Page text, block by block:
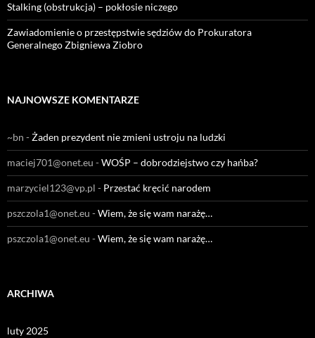
Stalking (obstrukcja) – pokłosie niczego
Zawiadomienie o przestępstwie sędziów do Prokuratora
Generalnego Zbigniewa Ziobro
NAJNOWSZE KOMENTARZE
~bn -Żaden prezydent nie zmieni ustroju na ludzki
maciej701@onet.eu -WOŚP – dobrodziejstwo czy hańba?
marzyciel123@vp.pl - Przestać kręcić narodem
pszczola1@onet.eu -Wiem, że się wam narażę…
pszczola1@onet.eu -Wiem, że się wam narażę…
ARCHIWA
luty 2025